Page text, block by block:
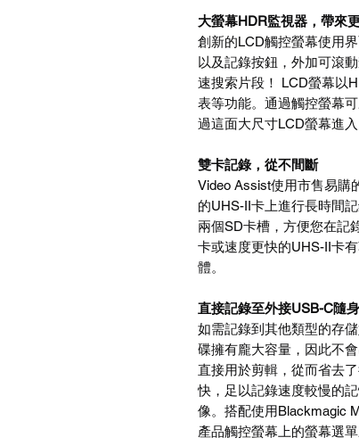
大螢幕HDR監視器，帶來
創新的LCD觸控螢幕使用
以及記錄按鈕，外加可滾
速搜索片段！ LCD螢幕以
表等功能。通過觸控螢幕
過這面大尺寸LCD螢幕進
雙卡記錄，從不間斷
Video Assist使用市售易購
的UHS-II卡上進行長時間
兩個SD卡槽，方便您在記
卡或速度更快的UHS-II卡
體。
直接記錄至外接USB-C隨
如需記錄到其他類型的存
碟擁有龐大容量，因此不
直接用於剪輯，從而省去
快，足以記錄速度較慢的
像。搭配使用Blackmagic
產品觸控螢幕上的螢幕選